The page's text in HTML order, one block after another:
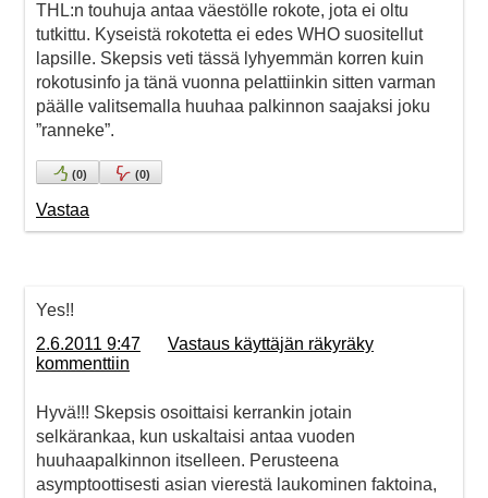
THL:n touhuja antaa väestölle rokote, jota ei oltu
tutkittu. Kyseistä rokotetta ei edes WHO suositellut
lapsille. Skepsis veti tässä lyhyemmän korren kuin
rokotusinfo ja tänä vuonna pelattiinkin sitten varman
päälle valitsemalla huuhaa palkinnon saajaksi joku
”ranneke”.
(0) (0)
Vastaa
Yes!!
2.6.2011 9:47
Vastaus käyttäjän räkyräky
kommenttiin
Hyvä!!! Skepsis osoittaisi kerrankin jotain
selkärankaa, kun uskaltaisi antaa vuoden
huuhaapalkinnon itselleen. Perusteena
asymptoottisesti asian vierestä laukominen faktoina,